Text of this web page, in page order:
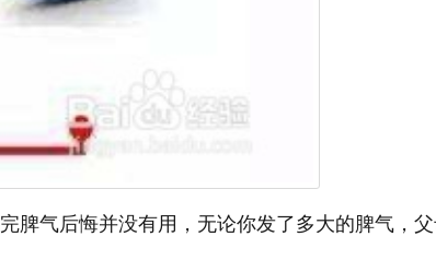
脾气后悔并没有用，无论你发了多大的脾气，